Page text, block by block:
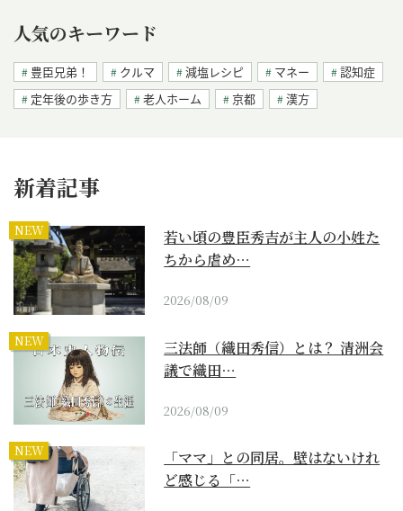
人気のキーワード
豊臣兄弟！ クルマ 減塩レシピ マネー
認知症
定年後の歩き方
老人ホーム 京都 漢方
新着記事
NEW
若い頃の豊臣秀吉が主人の小姓た
ちから虐め…
2026/08/09
NEW
三法師（織田秀信）とは？ 清洲会
議で織田…
2026/08/09
NEW
「ママ」との同居。壁はないけれ
ど感じる「…